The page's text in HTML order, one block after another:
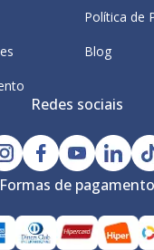
Política de
Blog
Redes sociais
Formas de pagamento